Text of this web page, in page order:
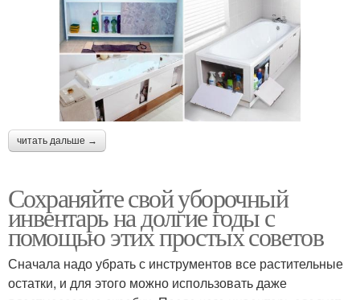
читать дальше →
Сохраняйте свой уборочный
инвентарь на долгие годы с
помощью этих простых советов
Сначала надо убрать с инструментов все растительные
остатки, и для этого можно использовать даже